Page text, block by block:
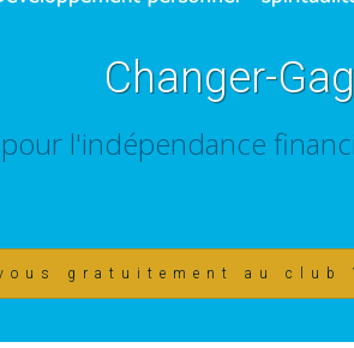
Changer-
l'indépendance
gratuitement au club